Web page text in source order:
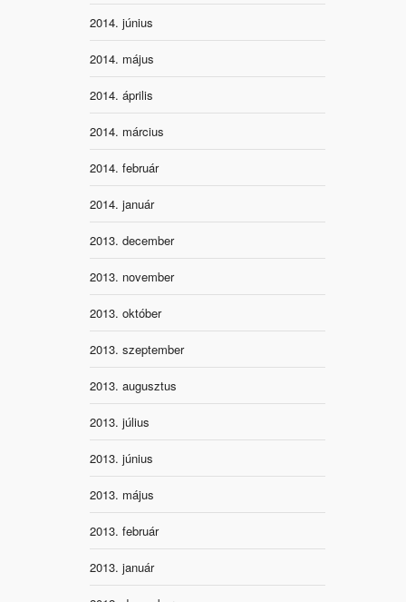
2014. június
2014. május
2014. április
2014. március
2014. február
2014. január
2013. december
2013. november
2013. október
2013. szeptember
2013. augusztus
2013. július
2013. június
2013. május
2013. február
2013. január